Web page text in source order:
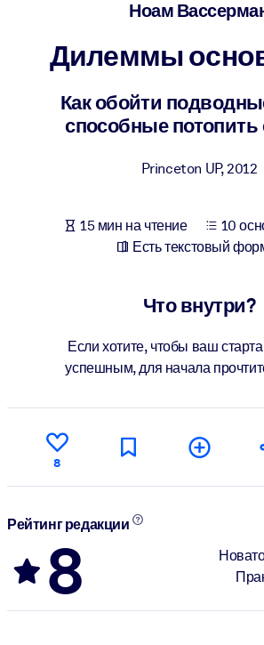
ПО СИСТЕМАМ
Интегрируйте краткие проверенные
лучших результатов обучения.
Для корпоративных библиотек
Для ИИ-систем
Ноам
Дилеммы
Как обойти
способные потопить
Princeton UP,2012
15 мин на чтение
10
Есть текстовый
Что внутри?
Если хотите, чтобы ваш
успешным, для начала
8
Рейтинг редакции
8